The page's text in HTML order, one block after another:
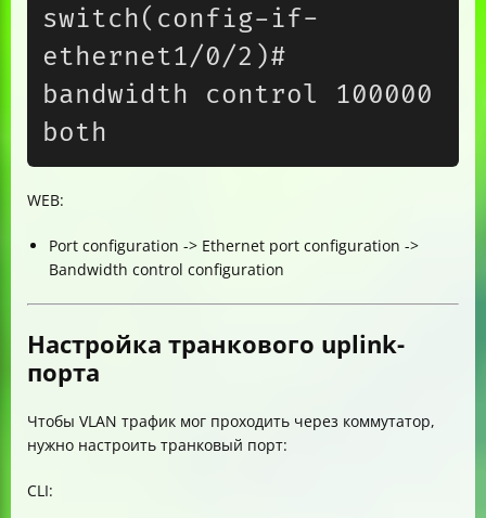
switch(config-if-
ethernet1/0/2)#
bandwidth control 100000
WEB:
Port configuration -> Ethernet port configuration ->
Bandwidth control configuration
Настройка транкового uplink-
порта
Чтобы VLAN трафик мог проходить через коммутатор,
нужно настроить транковый порт:
CLI: